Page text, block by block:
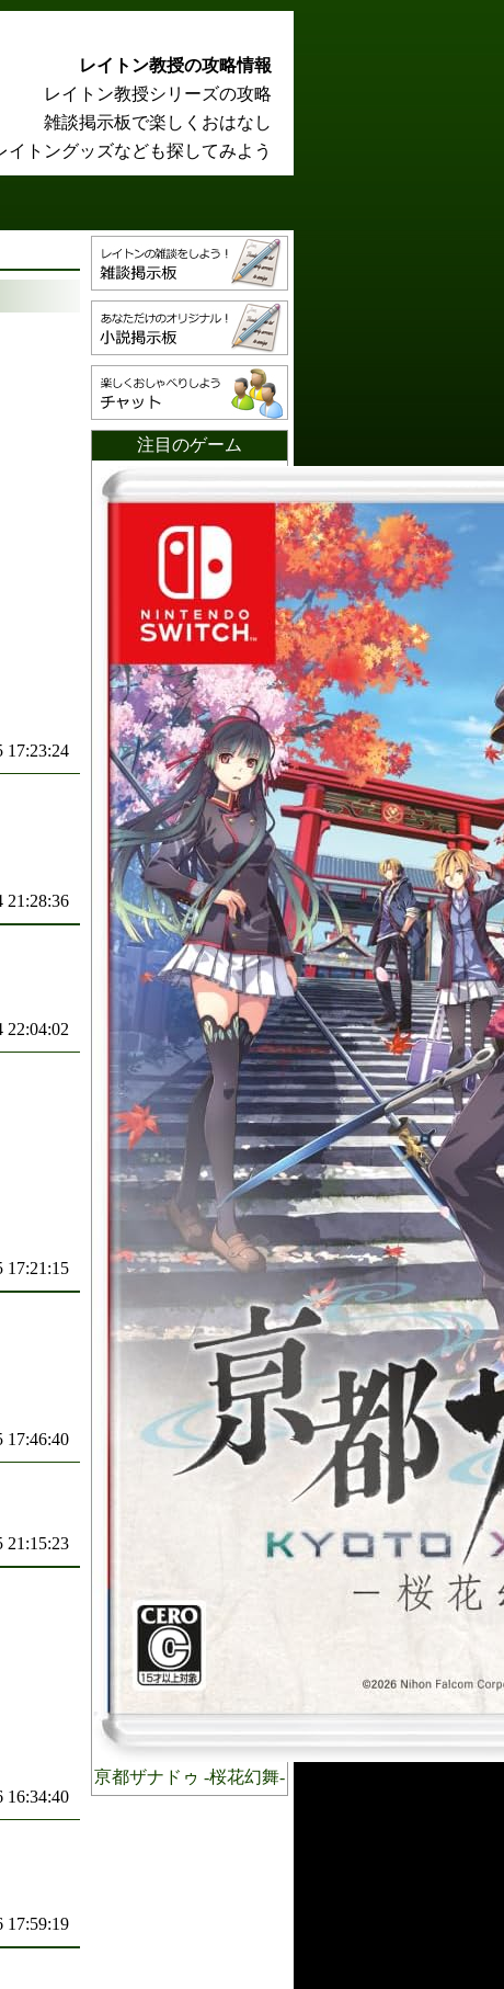
レイトン教授の攻略情報
レイトン教授シリーズの攻略
雑談掲示板で楽しくおはなし
イトングッズなども探してみよう
17:23:24
21:28:36
22:04:02
17:21:15
17:46:40
21:15:23
16:34:40
17:59:19
注目のゲーム
亰都ザナドゥ -桜花幻舞-